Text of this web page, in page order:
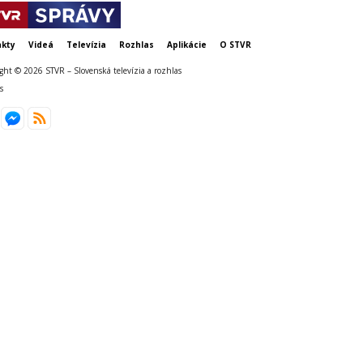
Videá Televízia Rozhlas Aplikácie O STVR
© 2026 STVR – Slovenská televízia a rozhlas